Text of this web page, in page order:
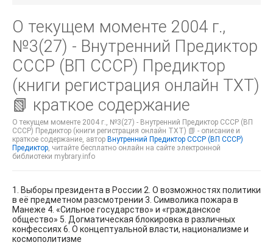
О текущем моменте 2004 г.,
№3(27) - Внутренний Предиктор
СССР (ВП СССР) Предиктор
(книги регистрация онлайн TXT)
📗 краткое содержание
О текущем моменте 2004 г., №3(27) - Внутренний Предиктор СССР (ВП
СССР) Предиктор (книги регистрация онлайн TXT) 📗 - описание и
краткое содержание, автор Внутренний Предиктор СССР (ВП СССР)
Предиктор, читайте бесплатно онлайн на сайте электронной
библиотеки mybrary.info
1. Выборы президента в России 2. О возможностях политики
в её предметном разсмотрении 3. Символика пожара в
Манеже 4. «Сильное государство» и «гражданское
общество» 5. Догматическая блокировка в различных
конфессиях 6. О концептуальной власти, национализме и
космополитизме